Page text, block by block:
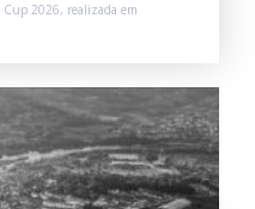
Cup 2026, realizada em